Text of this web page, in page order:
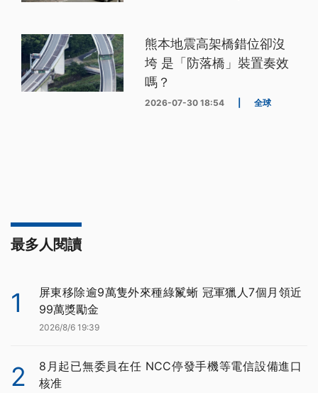
熊本地震高架橋錯位卻沒
垮 是「防落橋」裝置奏效
嗎？
2026-07-30 18:54 全球
最多人閱讀
1
屏東移除逾9萬隻外來種綠鬣蜥 冠軍獵人7個月領近
99萬獎勵金
2026/8/6 19:39
2
8月起已無委員在任 NCC停發手機等電信設備進口
核准